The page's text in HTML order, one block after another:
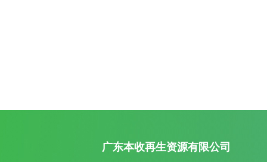
广东本收再生资源有限公司